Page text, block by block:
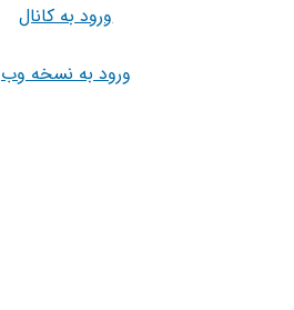
ورود به کانال
ورود به نسخه وب